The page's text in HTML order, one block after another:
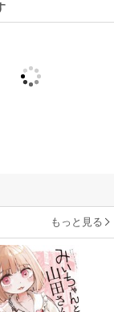
もっと見る